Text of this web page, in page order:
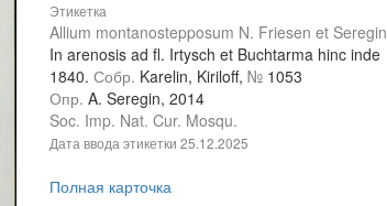
Этикетка
Allium montanostepposum N. Friesen et Seregin
In arenosis ad fl. Irtysch et Buchtarma hinc inde
1840. Собр. Karelin, Kiriloff, № 1053
Опр. A. Seregin, 2014
Soc. Imp. Nat. Cur. Mosqu.
Дата ввода этикетки 25.12.2025
Полная карточка